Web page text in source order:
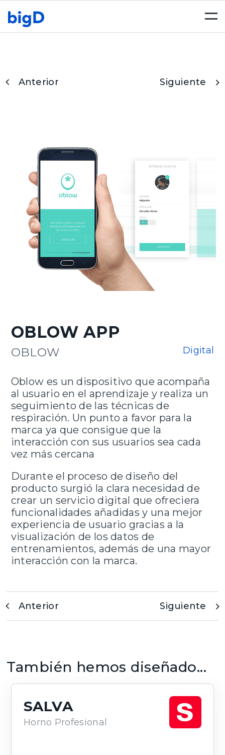
Anterior Siguiente
OBLOW APP
OBLOW Digital
Oblow es un dispositivo que acompaña
al usuario en el aprendizaje y realiza un
seguimiento de las técnicas de
respiración. Un punto a favor para la
marca ya que consigue que la
interacción con sus usuarios sea cada
vez más cercana
Durante el proceso de diseño del
producto surgió la clara necesidad de
crear un servicio digital que ofreciera
funcionalidades añadidas y una mejor
experiencia de usuario gracias a la
visualización de los datos de
entrenamientos, además de una mayor
interacción con la marca.
Anterior Siguiente
También hemos diseñado...
SALVA
Horno Profesional